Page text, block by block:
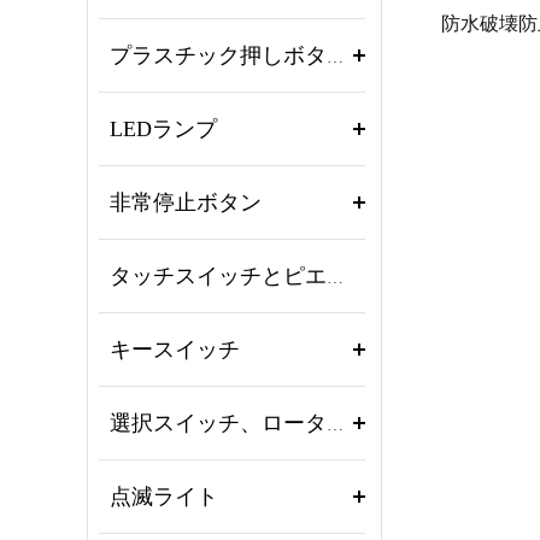
LEDランプ
非常停止ボタン
キースイッチ
点滅ライト